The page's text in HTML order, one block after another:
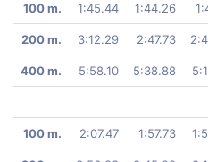
100 m. 1:45.44 1:44.26
200 m. 3:12.29 2:47.73
400 m. 5:58.10 5:38.88
100 m. 2:07.47 1:57.73